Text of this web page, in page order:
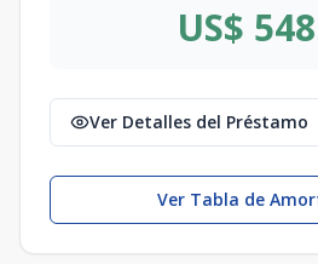
US$
Ver Detalles del Préstamo
Ver Tabla de